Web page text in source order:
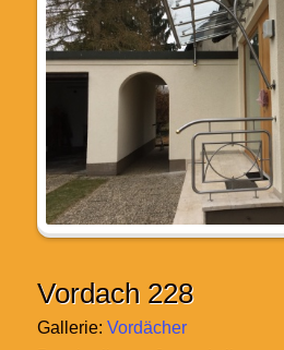
Vordach 228
Gallerie: Vordächer